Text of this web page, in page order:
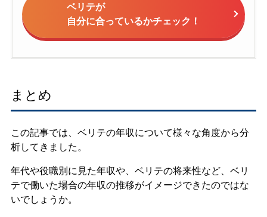
ベリテが
自分に合っているかチェック！
まとめ
この記事では、ベリテの年収について様々な角度から分
析してきました。
年代や役職別に見た年収や、ベリテの将来性など、ベリ
テで働いた場合の年収の推移がイメージできたのではな
いでしょうか。